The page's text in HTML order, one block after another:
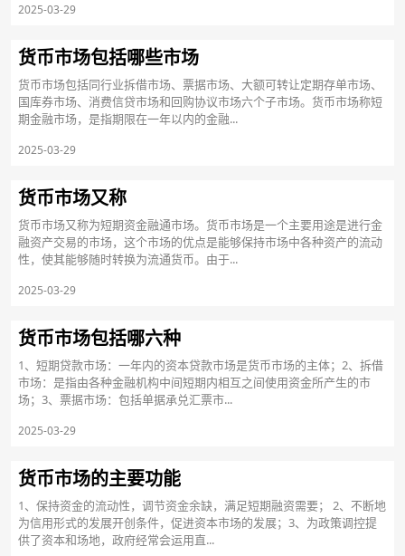
2025-03-29
货币市场包括哪些市场
货币市场包括同行业拆借市场、票据市场、大额可转让定期存单市场、
国库券市场、消费信贷市场和回购协议市场六个子市场。货币市场称短
期金融市场，是指期限在一年以内的金融...
2025-03-29
货币市场又称
货币市场又称为短期资金融通市场。货币市场是一个主要用途是进行金
融资产交易的市场，这个市场的优点是能够保持市场中各种资产的流动
性，使其能够随时转换为流通货币。由于...
2025-03-29
货币市场包括哪六种
1、短期贷款市场：一年内的资本贷款市场是货币市场的主体；2、拆借
市场：是指由各种金融机构中间短期内相互之间使用资金所产生的市
场；3、票据市场：包括单据承兑汇票市...
2025-03-29
货币市场的主要功能
1、保持资金的流动性，调节资金余缺，满足短期融资需要； 2、不断地
为信用形式的发展开创条件，促进资本市场的发展；3、为政策调控提
供了资本和场地，政府经常会运用直...